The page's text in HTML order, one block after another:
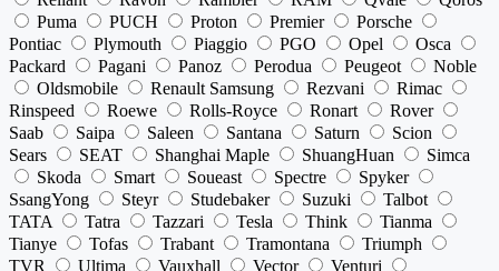
Puma
PUCH Proton Premier
Porsche
Pontiac
Plymouth Piaggio PGO Opel
Osca
Packard
Pagani Panoz Perodua Peugeot
Noble
Oldsmobile
Renault Samsung Rezvani
Rimac
Rinspeed
Roewe Rolls-Royce Ronart
Rover
Saab
Saipa Saleen Santana Saturn
Scion
Sears
SEAT Shanghai Maple ShuangHuan
Simca
Skoda
Smart Soueast Spectre
Spyker
SsangYong
Steyr Studebaker Suzuki
Talbot
TATA
Tatra Tazzari Tesla Think
Tianma
Tianye
Tofas Trabant Tramontana
Triumph
TVR
Ultima Vauxhall Vector
Venturi